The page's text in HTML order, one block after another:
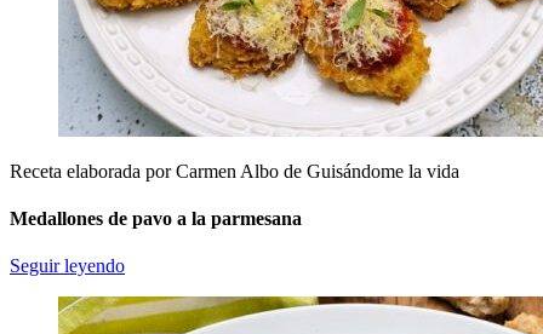
Receta elaborada por Carmen Albo de Guisándome la vida
Medallones de pavo a la parmesana
Seguir leyendo